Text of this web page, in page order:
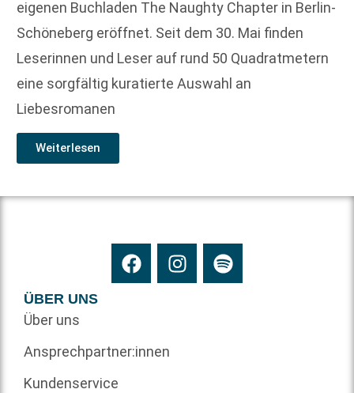
eigenen Buchladen The Naughty Chapter in Berlin-
Schöneberg eröffnet. Seit dem 30. Mai finden
Leserinnen und Leser auf rund 50 Quadratmetern
eine sorgfältig kuratierte Auswahl an
Liebesromanen
Weiterlesen
ÜBER UNS
Über uns
Ansprechpartner:innen
Kundenservice